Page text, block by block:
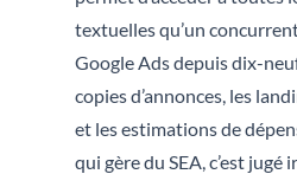
textuelles qu’un
Google Ads depuis dix-
copies d’annonces, les
et les estimations de
qui gère du SEA, c’est jugé